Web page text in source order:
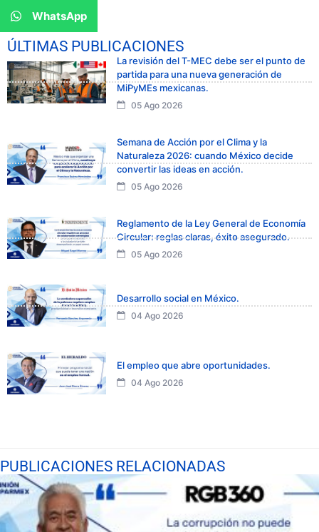
WhatsApp
ÚLTIMAS PUBLICACIONES
La revisión del T-MEC debe ser el punto de
partida para una nueva generación de
MiPyMEs mexicanas.
05 Ago 2026
Semana de Acción por el Clima y la
Naturaleza 2026: cuando México decide
convertir las ideas en acción.
05 Ago 2026
Reglamento de la Ley General de Economía
Circular: reglas claras, éxito asegurado.
05 Ago 2026
Desarrollo social en México.
04 Ago 2026
El empleo que abre oportunidades.
04 Ago 2026
PUBLICACIONES RELACIONADAS